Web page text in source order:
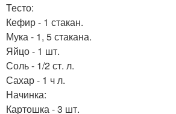
Тесто:
Кефир - 1 стакан.
Мука - 1, 5 стакана.
Яйцо - 1 шт.
Соль - 1/2 ст. л.
Сахар - 1 ч л.
Начинка:
Картошка - 3 шт.